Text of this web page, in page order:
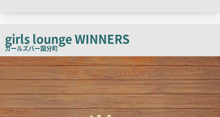
コ
ピ
ー
girls lounge WINNERS
ガールズバー国分町
店
舗
画